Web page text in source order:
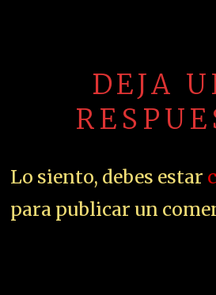
DEJA
Lo siento, debes estar
para publicar un